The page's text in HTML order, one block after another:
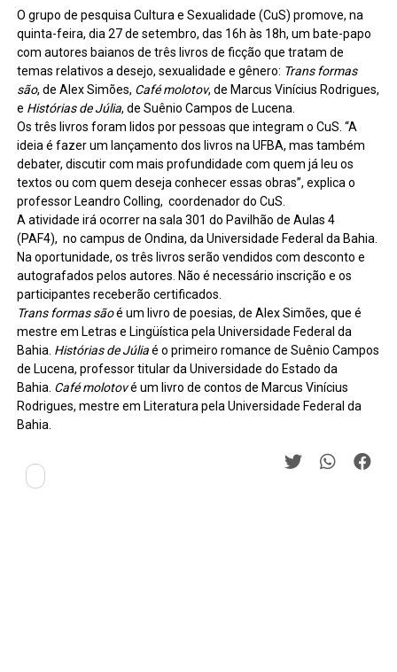
O grupo de pesquisa Cultura e Sexualidade (CuS) promove, na
quinta-feira, dia 27 de setembro, das 16h às 18h, um bate-papo
com autores baianos de três livros de ficção que tratam de
temas relativos a desejo, sexualidade e gênero: Trans formas
são, de Alex Simões, Café molotov, de Marcus Vinícius Rodrigues,
e Histórias de Júlia, de Suênio Campos de Lucena.
Os três livros foram lidos por pessoas que integram o CuS. “A
ideia é fazer um lançamento dos livros na UFBA, mas também
debater, discutir com mais profundidade com quem já leu os
textos ou com quem deseja conhecer essas obras”, explica o
professor Leandro Colling, coordenador do CuS.
A atividade irá ocorrer na sala 301 do Pavilhão de Aulas 4
(PAF4), no campus de Ondina, da Universidade Federal da Bahia.
Na oportunidade, os três livros serão vendidos com desconto e
autografados pelos autores. Não é necessário inscrição e os
participantes receberão certificados.
Trans formas sãoé um livro de poesias, de Alex Simões, que é
mestre em Letras e Lingüística pela Universidade Federal da
Bahia. Histórias de Júliaé o primeiro romance de Suênio Campos
de Lucena, professor titular da Universidade do Estado da
Bahia. Café molotové um livro de contos de Marcus Vinícius
Rodrigues, mestre em Literatura pela Universidade Federal da
Bahia.